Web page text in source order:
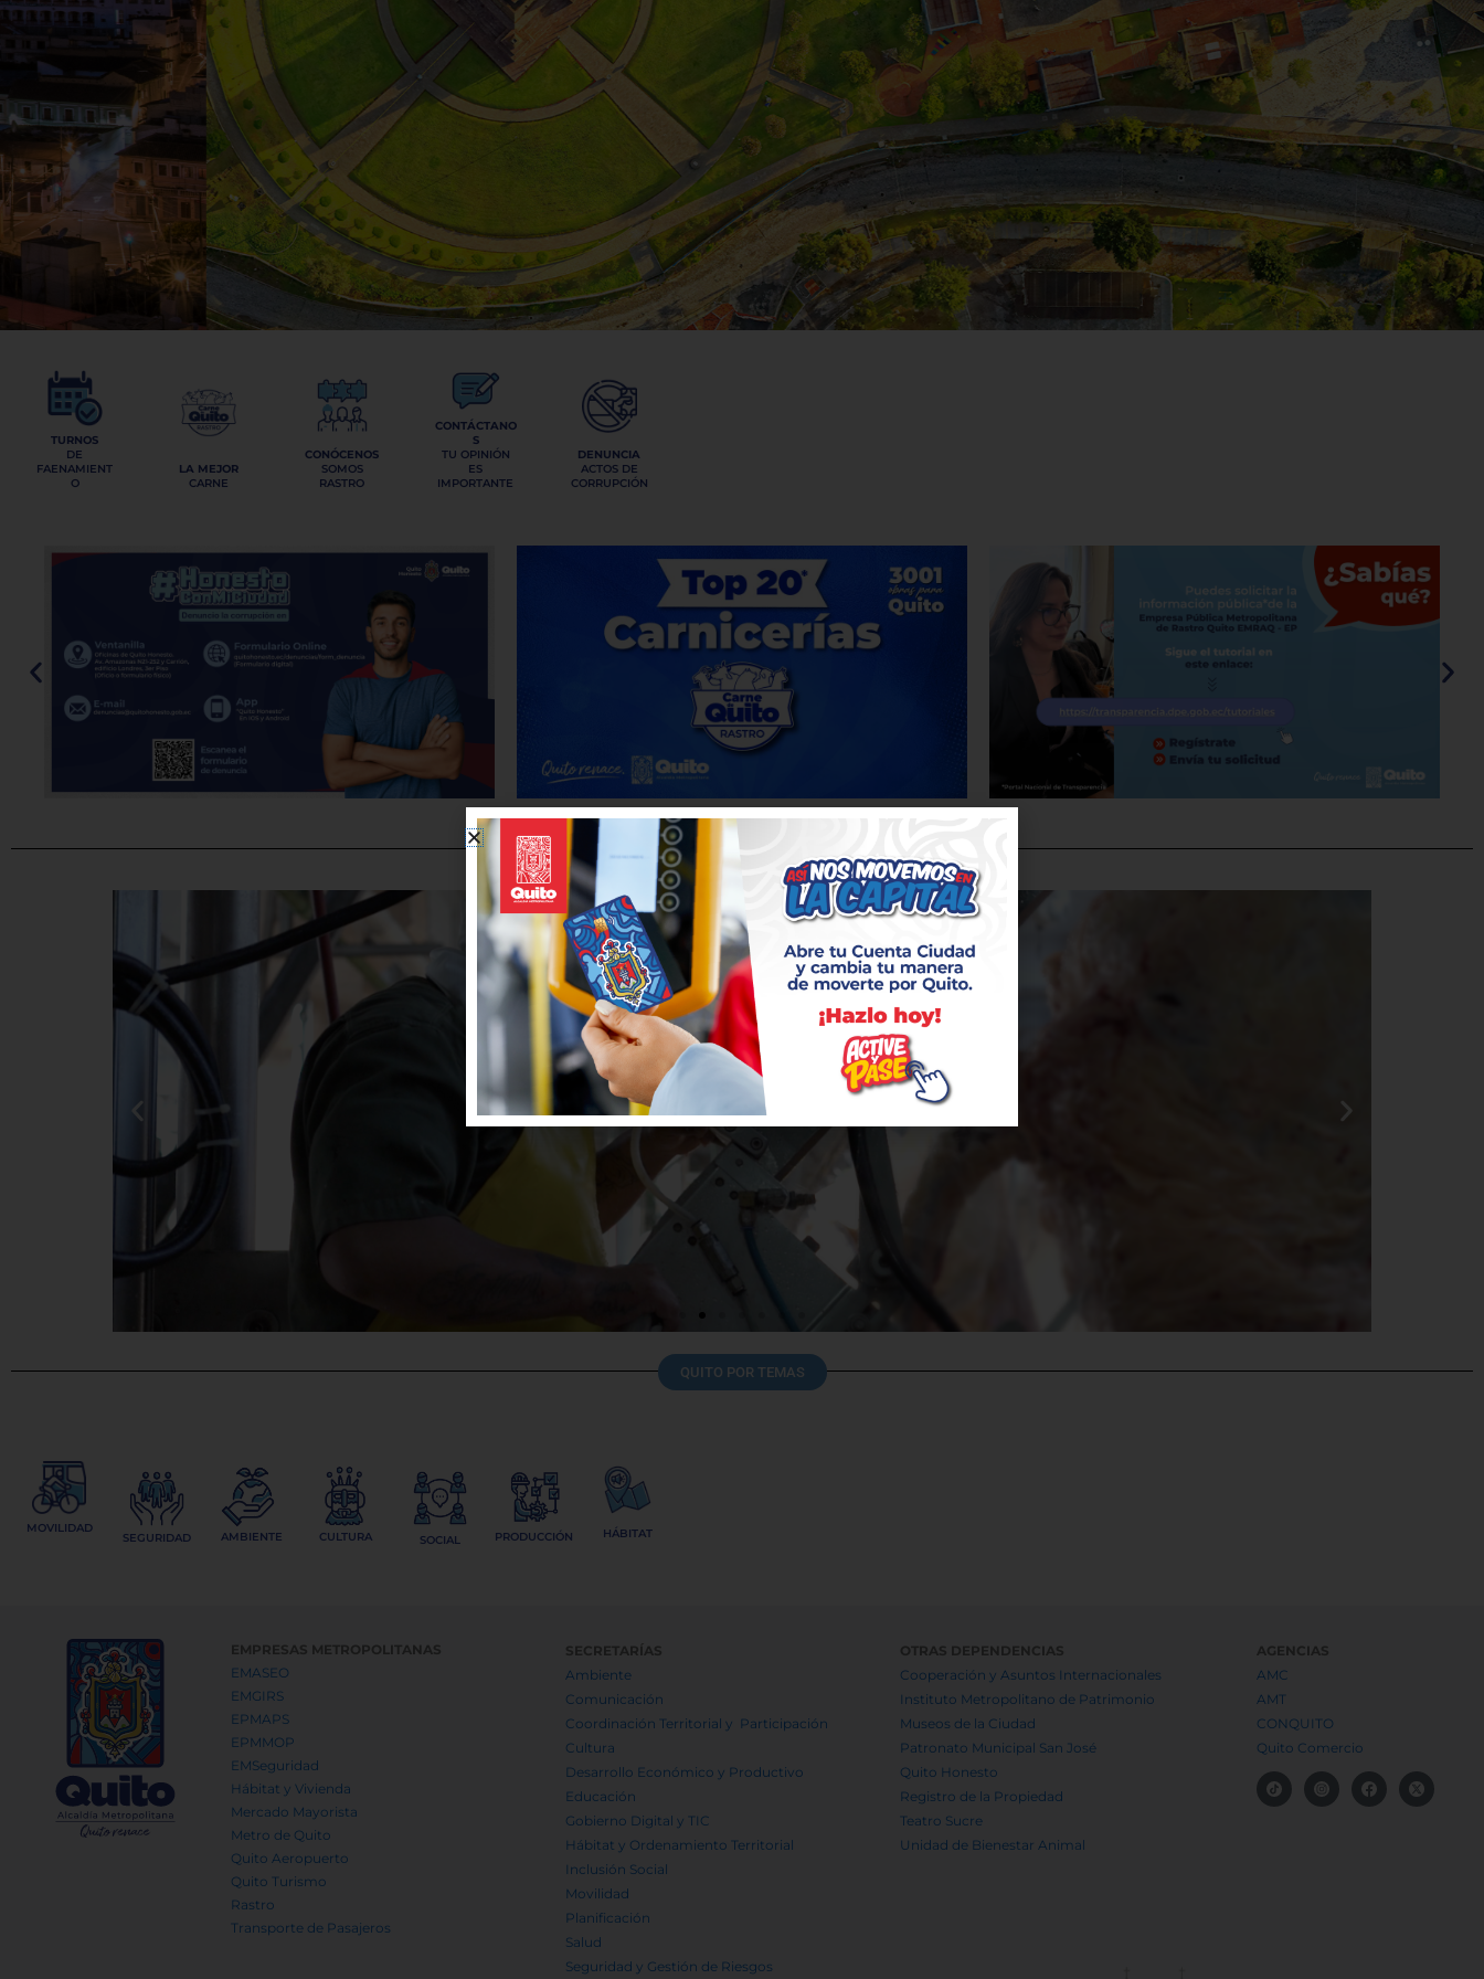
TURNOS
DE
FAENAMIENT
O
LA MEJOR
CARNE
CONÓCENOS
SOMOS
RASTRO
CONTÁCTANO
S
TU OPINIÓN
ES
IMPORTANTE
DENUNCIA
ACTOS DE
CORRUPCIÓN
QUITO INFORMA
QUITO POR TEMAS
MOVILIDAD
SEGURIDAD AMBIENTE CULTURA SOCIAL PRODUCCIÓN HÁBITAT
EMPRESAS METROPOLITANAS
EMASEO
EMGIRS
EPMAPS
EPMMOP
EMSeguridad
Hábitat y Vivienda
Mercado Mayorista
Metro de Quito
Quito Aeropuerto
Quito Turismo
Rastro
Transporte de Pasajeros
SECRETARÍAS
Ambiente
Comunicación
Coordinación Territorial y Participación
Cultura
Desarrollo Económico y Productivo
Educación
Gobierno Digital y TIC
Hábitat y Ordenamiento Territorial
Inclusión Social
Movilidad
Planificación
Salud
Seguridad y Gestión de Riesgos
OTRAS DEPENDENCIAS
Cooperación y Asuntos Internacionales
Instituto Metropolitano de Patrimonio
Museos de la Ciudad
Patronato Municipal San José
Quito Honesto
Registro de la Propiedad
Teatro Sucre
Unidad de Bienestar Animal
AGENCIAS
AMC
AMT
CONQUITO
Quito Comercio